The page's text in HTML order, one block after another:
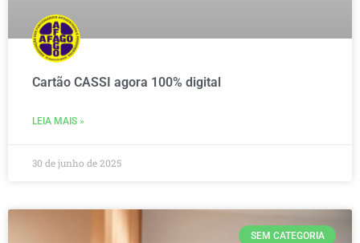
Cartão CASSI agora 100% digital
LEIA MAIS »
30 de junho de 2025
SEM CATEGORIA